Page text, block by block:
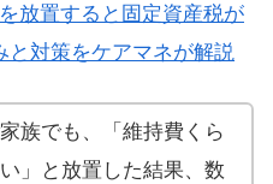
放置すると固定資産税が
対策をケアマネが解説
族でも、「維持費くら
」と放置した結果、数